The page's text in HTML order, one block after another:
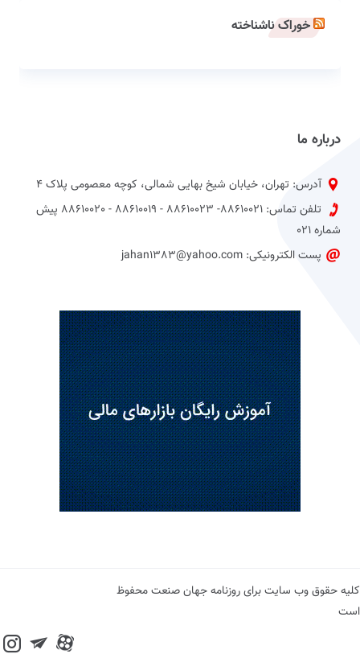
خوراک ناشناخته
درباره ما
آدرس: تهران، خیابان شیخ بهایی شمالی، کوچه معصومی پلاک 4
تلفن تماس: 88610021- 88610023 - 88610019 - 88610020 پیش
شماره 021
پست الکترونیکی: jahan1383@yahoo.com
کلیه حقوق وب سایت برای روزنامه جهان صنعت محفوظ
است